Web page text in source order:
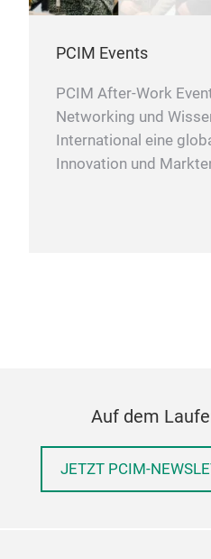
PCIM Events
PCIM After-Work
Networking und
International eine
Innovation und
Auf dem
JETZT PCIM-